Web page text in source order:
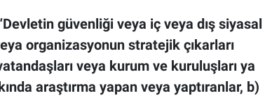
güvenliği veya iç veya dış siyasal
organizasyonun stratejik çıkarları
veya kurum ve kuruluşları ya
araştırma yapan veya yaptıranlar, b)